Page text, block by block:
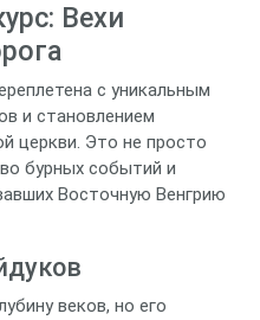
Вехи
с уникальным
и становлением
церкви. Это не просто
бурных событий и
Восточную Венгрию
веков, но его